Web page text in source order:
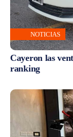
NOTICIAS
Cayeron las
ranking